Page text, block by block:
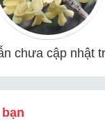
chưa cập nhật